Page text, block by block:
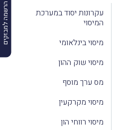
הרשמה למבזקים
עקרונות יסוד במערכת
המיסוי
מיסוי בינלאומי
מיסוי שוק ההון
מס ערך מוסף
מיסוי מקרקעין
מיסוי רווחי הון